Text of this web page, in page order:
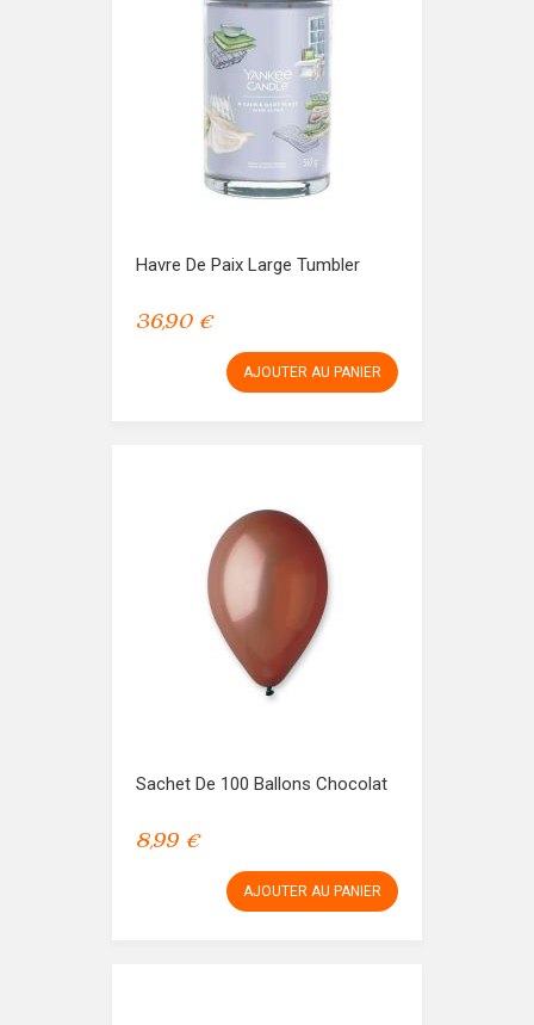
Havre De Paix Large Tumbler
36,90 €
AJOUTER AU PANIER
Sachet De 100 Ballons Chocolat
8,99 €
AJOUTER AU PANIER